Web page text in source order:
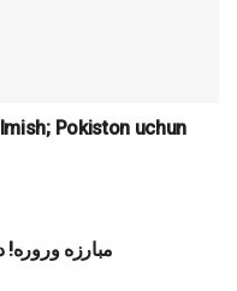
Pokiston uchun
مبارزه